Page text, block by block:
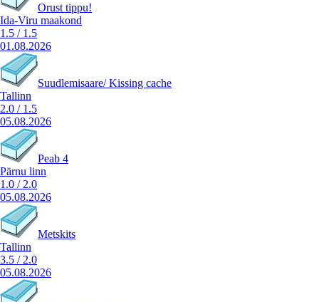
Orust tippu!
Ida-Viru maakond
1.5 / 1.5
01.08.2026
Suudlemisaare/ Kissing cache
Tallinn
2.0 / 1.5
05.08.2026
Peab 4
Pärnu linn
1.0 / 2.0
05.08.2026
Metskits
Tallinn
3.5 / 2.0
05.08.2026